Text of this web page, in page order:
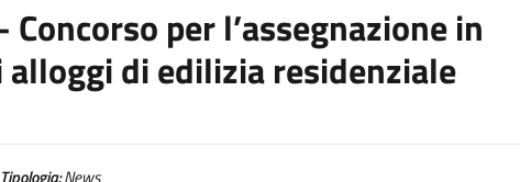
per l’assegnazione in
di edilizia residenziale